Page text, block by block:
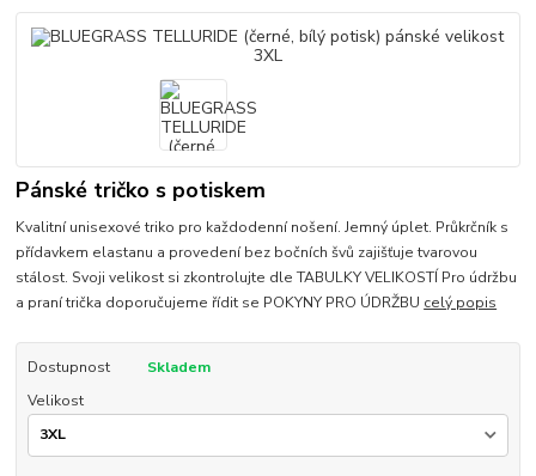
Pánské tričko s potiskem
Kvalitní unisexové triko pro každodenní nošení. Jemný úplet. Průkrčník s
přídavkem elastanu a provedení bez bočních švů zajišťuje tvarovou
stálost. Svoji velikost si zkontrolujte dle TABULKY VELIKOSTÍ Pro údržbu
a praní trička doporučujeme řídit se POKYNY PRO ÚDRŽBU celý popis
Dostupnost
Skladem
Velikost